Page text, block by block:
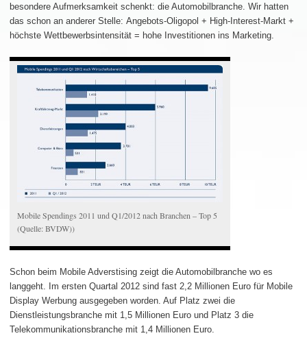
besondere Aufmerksamkeit schenkt: die Automobilbranche. Wir hatten
das schon an anderer Stelle: Angebots-Oligopol + High-Interest-Markt +
höchste Wettbewerbsintensität = hohe Investitionen ins Marketing.
Mobile Spendings 2011 und Q1/2012 nach Branchen – Top 5
(Quelle: BVDW))
Schon beim Mobile Adverstising zeigt die Automobilbranche wo es
langgeht. Im ersten Quartal 2012 sind fast 2,2 Millionen Euro für Mobile
Display Werbung ausgegeben worden. Auf Platz zwei die
Dienstleistungsbranche mit 1,5 Millionen Euro und Platz 3 die
Telekommunikationsbranche mit 1,4 Millionen Euro.